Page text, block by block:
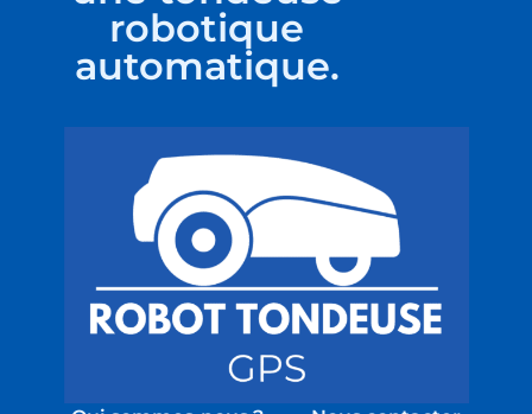
robotique
automatique.